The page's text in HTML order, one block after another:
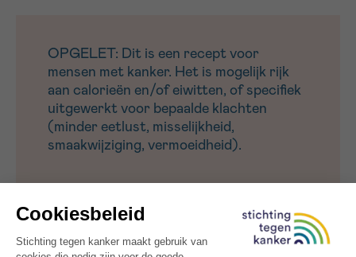
OPGELET: Dit is een recept voor
mensen met kanker. Het is mogelijk rijk
aan calorieën en/of eiwitten, of specifiek
uitgewerkt voor bepaalde klachten
(minder eetlust, misselijkheid,
smaakwijziging, vermoeidheid).
Probeer ook onswarm appelsap
, een zacht en